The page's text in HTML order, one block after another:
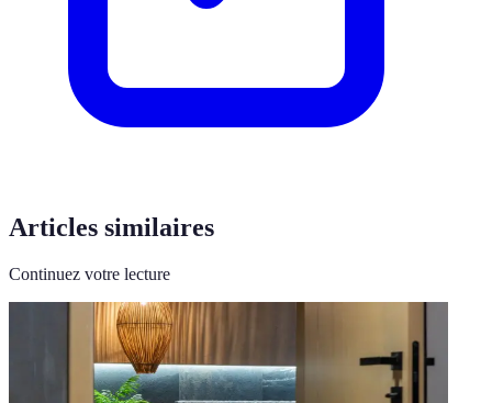
Articles similaires
Continuez votre lecture